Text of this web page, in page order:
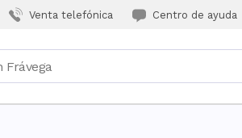
Venta telefónica Centro de ayuda